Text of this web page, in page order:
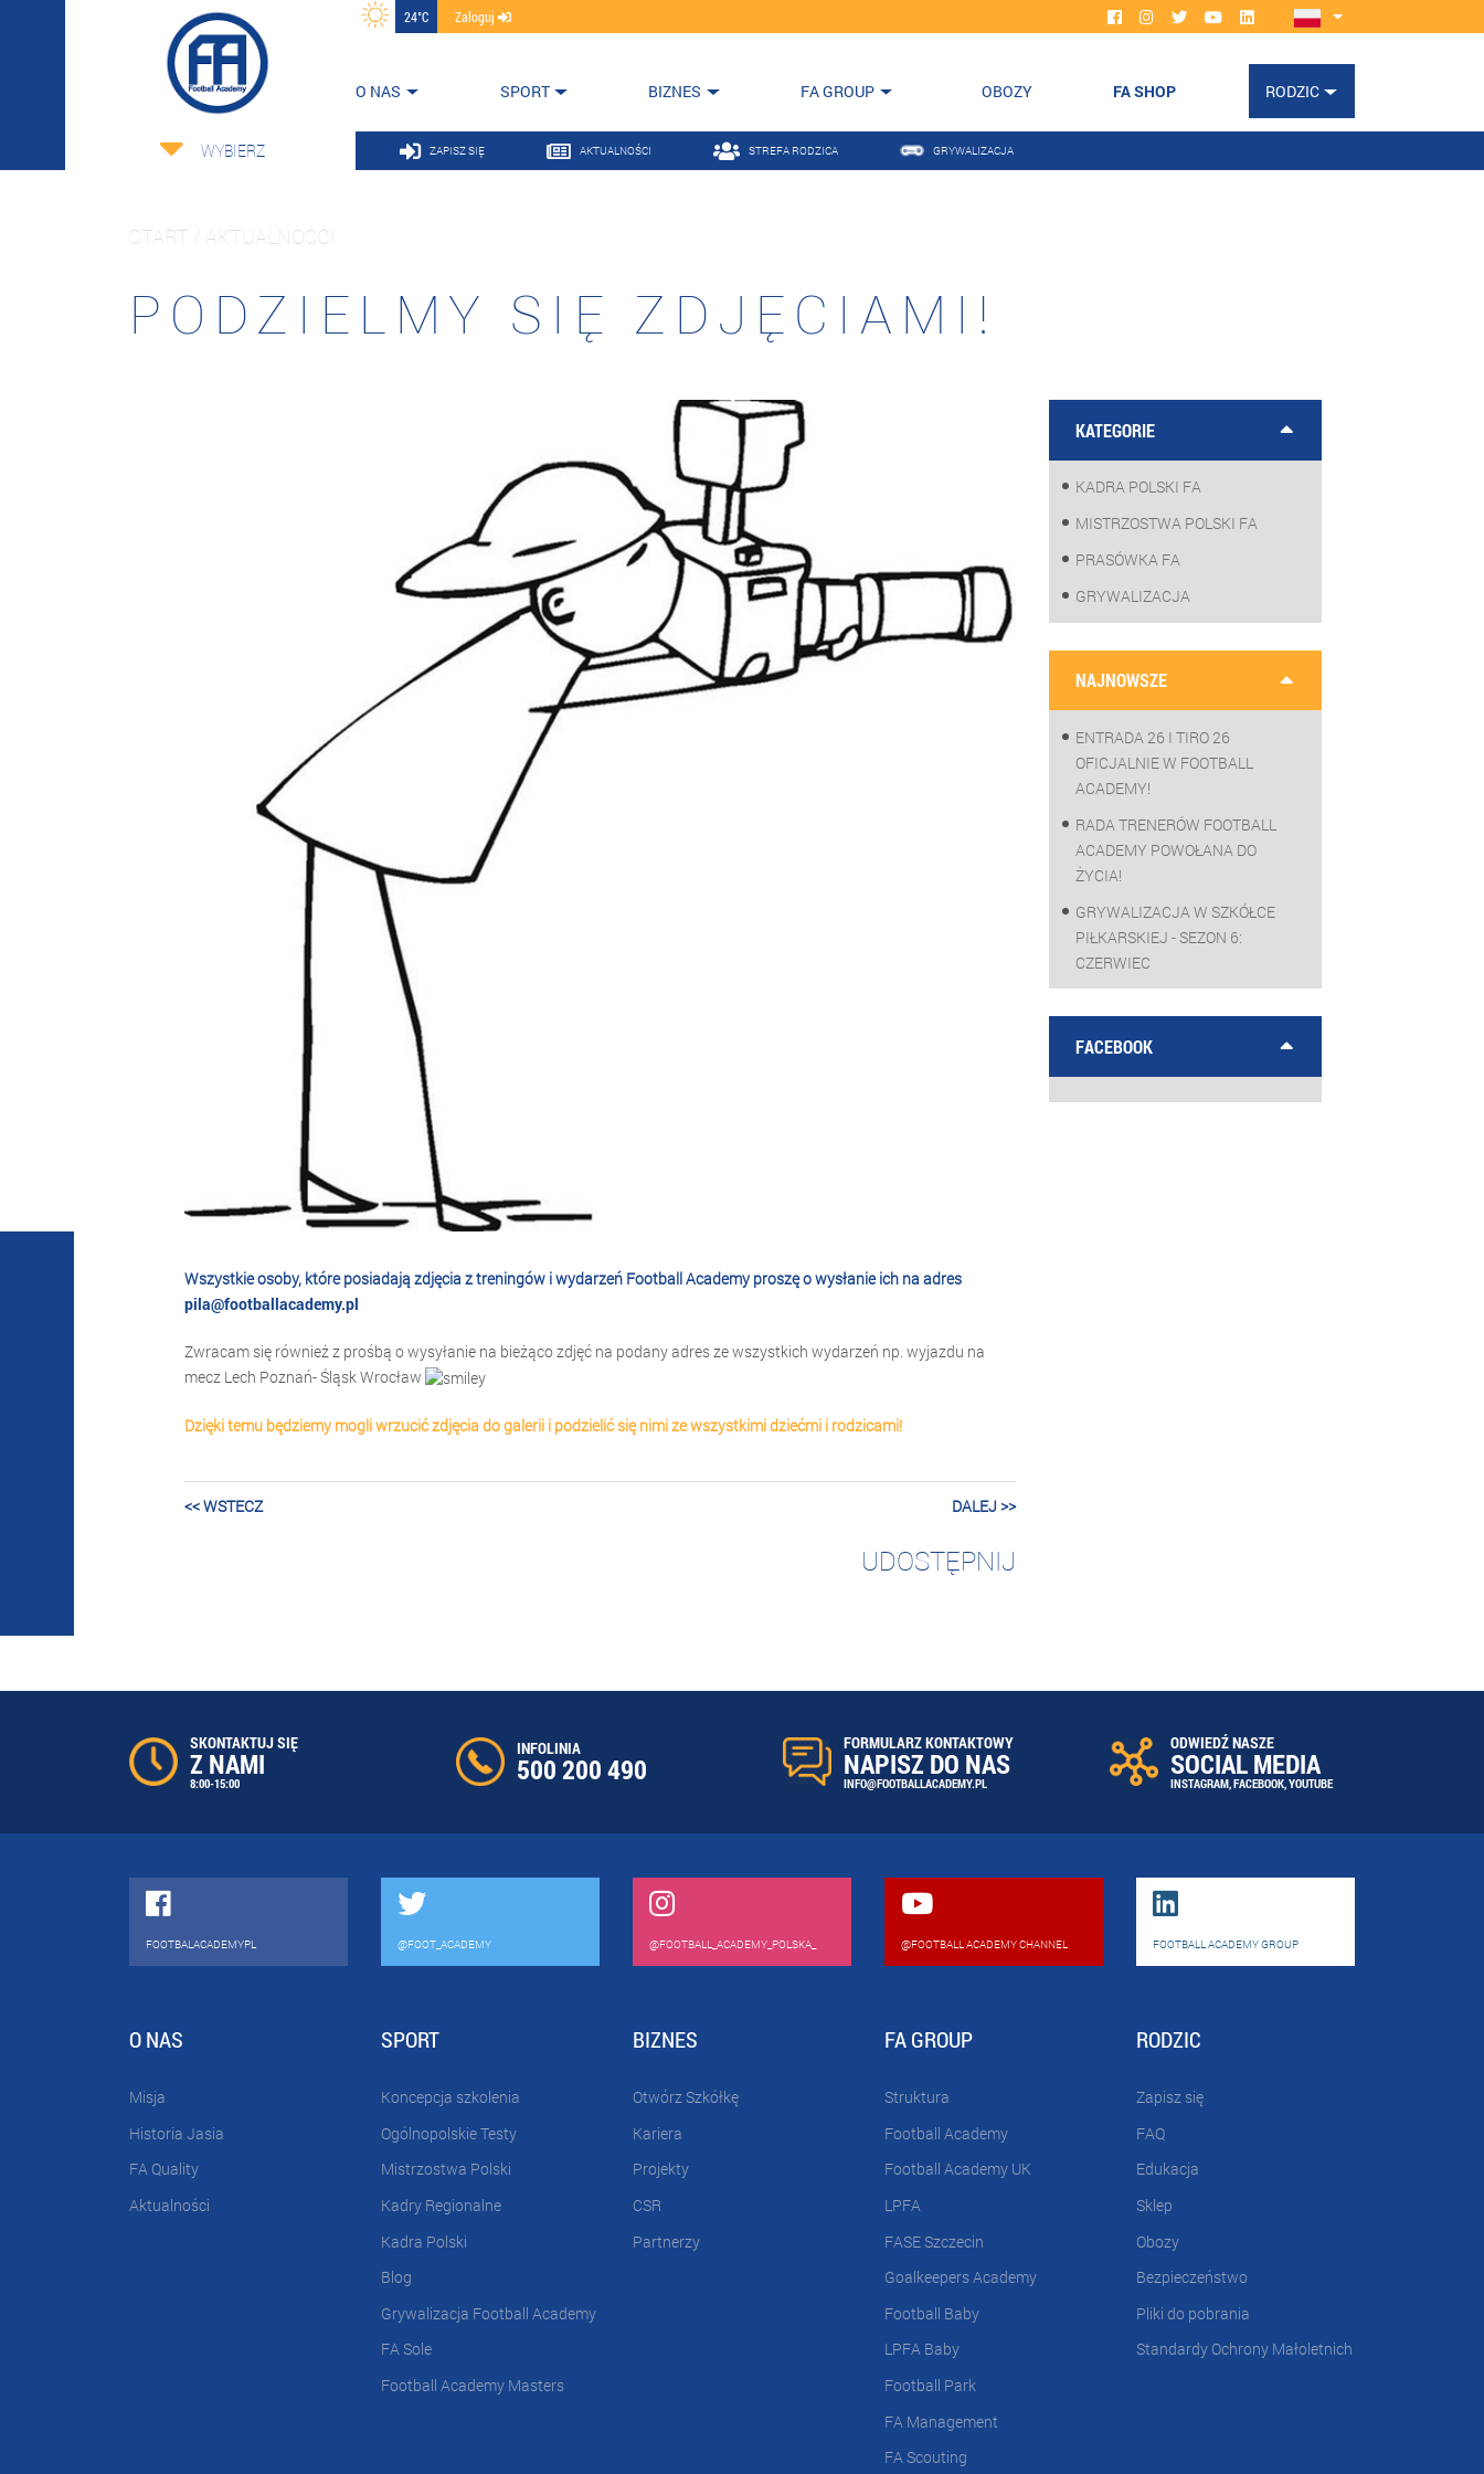
24°C Zaloguj
O NAS SPORT BIZNES FA GROUP OBOZY FA SHOP RODZIC
WYBIERZ ZAPISZ SIĘ AKTUALNOŚCI STREFA RODZICA GRYWALIZACJA
START / AKTUALNOŚCI
PODZIELMY SIĘ ZDJĘCIAMI!
Wszystkie osoby, które posiadają zdjęcia z treningów i wydarzeń Football Academy proszę o wysłanie ich na adres
pila@footballacademy.pl
Zwracam się również z prośbą o wysyłanie na bieżąco zdjęć na podany adres ze wszystkich wydarzeń np. wyjazdu na
mecz Lech Poznań- Śląsk Wrocław
Dzięki temu będziemy mogli wrzucić zdjęcia do galerii i podzielić się nimi ze wszystkimi dziećmi i rodzicami!
<< WSTECZ DALEJ >>
UDOSTĘPNIJ
KATEGORIE
KADRA POLSKI FA
MISTRZOSTWA POLSKI FA
PRASÓWKA FA
GRYWALIZACJA
NAJNOWSZE
ENTRADA 26 I TIRO 26
OFICJALNIE W FOOTBALL
ACADEMY!
RADA TRENERÓW FOOTBALL
ACADEMY POWOŁANA DO
ŻYCIA!
GRYWALIZACJA W SZKÓŁCE
PIŁKARSKIEJ - SEZON 6:
CZERWIEC
FACEBOOK
SKONTAKTUJ SIĘ
Z NAMI
8:00-15:00
INFOLINIA
500 200 490
FORMULARZ KONTAKTOWY
NAPISZ DO NAS
INFO@FOOTBALLACADEMY.PL
ODWIEDŹ NASZE
SOCIAL MEDIA
INSTAGRAM,FACEBOOK,YOUTUBE
FOOTBALACADEMYPL @FOOT_ACADEMY @FOOTBALL_ACADEMY_POLSKA_ @FOOTBALL ACADEMY CHANNEL FOOTBALL ACADEMY GROUP
O NAS
Misja
Historia Jasia
FA Quality
Aktualności
SPORT
Koncepcja szkolenia
Ogólnopolskie Testy
Mistrzostwa Polski
Kadry Regionalne
Kadra Polski
Blog
Grywalizacja Football Academy
FA Sole
Football Academy Masters
BIZNES
Otwórz Szkółkę
Kariera
Projekty
CSR
Partnerzy
FA GROUP
Struktura
Football Academy
Football Academy UK
LPFA
FASE Szczecin
Goalkeepers Academy
Football Baby
LPFA Baby
Football Park
FA Management
FA Scouting
RODZIC
Zapisz się
FAQ
Edukacja
Sklep
Obozy
Bezpieczeństwo
Pliki do pobrania
Standardy Ochrony Małoletnich